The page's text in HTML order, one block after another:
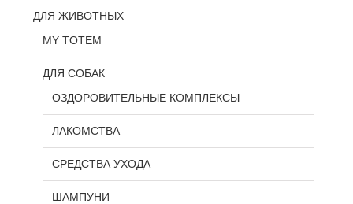
ДЛЯ ЖИВОТНЫХ
MY TOTEM
ДЛЯ СОБАК
ОЗДОРОВИТЕЛЬНЫЕ КОМПЛЕКСЫ
ЛАКОМСТВА
СРЕДСТВА УХОДА
ШАМПУНИ